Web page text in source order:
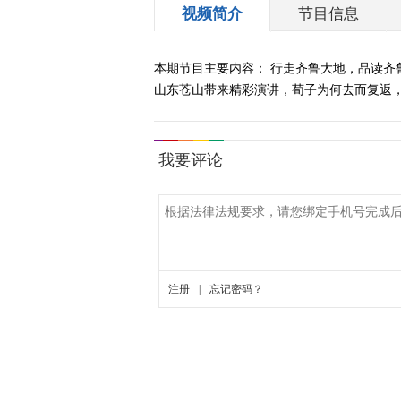
视频简介 节目信息
本期节目主要内容： 行走齐鲁大地，品读
山东苍山带来精彩演讲，荀子为何去而复返